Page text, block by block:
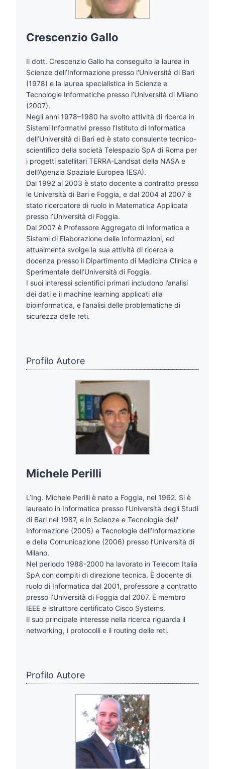
Crescenzio Gallo
Il dott. Crescenzio Gallo ha conseguito la laurea in
Scienze dell’Informazione presso l'Università di Bari
(1978) e la laurea specialistica in Scienze e
Tecnologie Informatiche presso l’Università di Milano
(2007).
Negli anni 1978–1980 ha svolto attività di ricerca in
Sistemi Informativi presso l’Istituto di Informatica
dell’Università di Bari ed è stato consulente tecnico-
scientifico della società Telespazio SpA di Roma per
i progetti satellitari TERRA-Landsat della NASA e
dell’Agenzia Spaziale Europea (ESA).
Dal 1992 al 2003 è stato docente a contratto presso
le Università di Bari e Foggia, e dal 2004 al 2007 è
stato ricercatore di ruolo in Matematica Applicata
presso l’Università di Foggia.
Dal 2007 è Professore Aggregato di Informatica e
Sistemi di Elaborazione delle Informazioni, ed
attualmente svolge la sua attività di ricerca e
docenza presso il Dipartimento di Medicina Clinica e
Sperimentale dell’Università di Foggia.
I suoi interessi scientifici primari includono l’analisi
dei dati e il machine learning applicati alla
bioinformatica, e l’analisi delle problematiche di
sicurezza delle reti.
Profilo Autore
Michele Perilli
L’Ing. Michele Perilli è nato a Foggia, nel 1962. Si è
laureato in Informatica presso l’Università degli Studi
di Bari nel 1987, e in Scienze e Tecnologie dell'
Informazione (2005) e Tecnologie dell’Informazione
e della Comunicazione (2006) presso l’Università di
Milano.
Nel periodo 1988-2000 ha lavorato in Telecom Italia
SpA con compiti di direzione tecnica. È docente di
ruolo di Informatica dal 2001, professore a contratto
presso l’Università di Foggia dal 2007. È membro
IEEE e istruttore certificato Cisco Systems.
Il suo principale interesse nella ricerca riguarda il
networking, i protocolli e il routing delle reti.
Profilo Autore